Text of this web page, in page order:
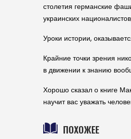
столетия германские
украинских
Уроки истории,
Крайние точки зрения
в движении к знанию
Хорошо сказал о книге
научит вас уважать
ПОХОЖЕЕ